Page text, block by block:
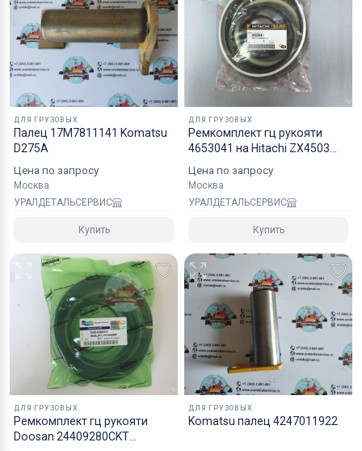
Коробки оптимального размера и с
надежным уровнем защиты.
Специалисты компании готовы взять на себя все
мероприятия по оформлению документов и
перевозке вашего заказа в любой регион РФ, в
страны СНГ, Азии и ЕС.
ДЛЯ ГРУЗОВЫХ
Палец 17M7811141 Komatsu
D275A
Цена по запросу
Москва
УРАЛДЕТАЛЬСЕРВИС
Купить
ДЛЯ ГРУЗОВЫХ
Ремкомплект гц рукояти
4653041 на Hitachi ZX4503
Цена по запросу
Москва
УРАЛДЕТАЛЬСЕРВИС
Купить
ДЛЯ ГРУЗОВЫХ
Ремкомплект гц рукояти
Doosan 24409280CKT
ДЛЯ ГРУЗОВЫХ
Komatsu палец 4247011922